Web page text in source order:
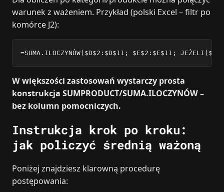
warunek z ważeniem. Przykład (polski Excel – filtr po
komórce J2):
=SUMA.ILOCZYNÓW($D$2:$D$11; $E$2:$E$11;
W większości zastosowań wystarczy prosta
konstrukcja SUMPRODUCT/SUMA.ILOCZYNÓW –
bez kolumn pomocniczych.
Instrukcja krok po kroku:
jak policzyć średnią ważoną
Poniżej znajdziesz klarowną procedurę
postępowania: